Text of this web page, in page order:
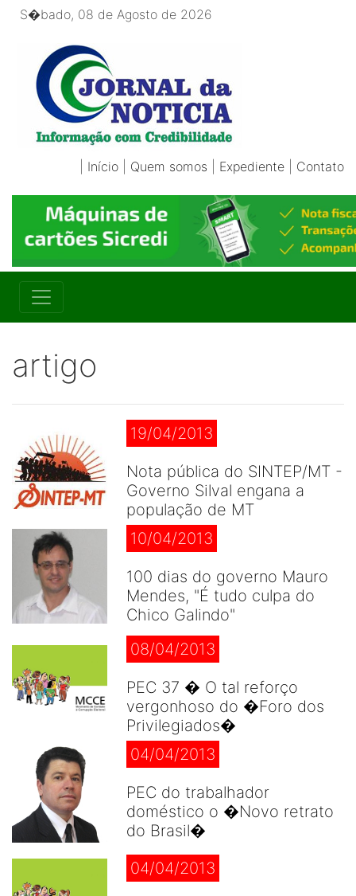
S�bado, 08 de Agosto de 2026
Início Quem somos Expediente Contato
artigo
19/04/2013
Nota pública do SINTEP/MT -
Governo Silval engana a
população de MT
10/04/2013
100 dias do governo Mauro
Mendes, "É tudo culpa do
Chico Galindo"
08/04/2013
PEC 37 � O tal reforço
vergonhoso do �Foro dos
Privilegiados�
04/04/2013
PEC do trabalhador
doméstico o �Novo retrato
do Brasil�
04/04/2013